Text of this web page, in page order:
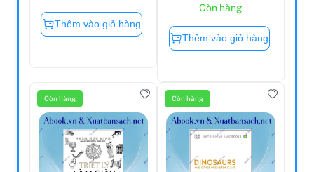
Thêm vào giỏ hàng
Còn hàng
Thêm vào giỏ hàng
Còn hàng Còn hàng